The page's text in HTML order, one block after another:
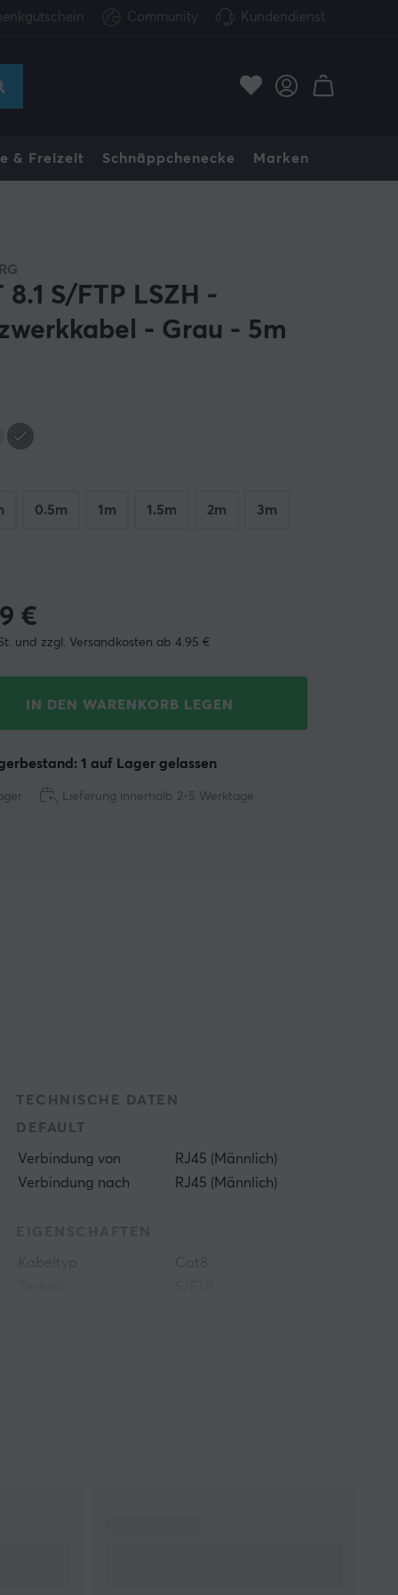
Community Kundendienst
& Freizeit Schnäppchenecke Marken
8.1 S/FTP LSZH -
- Grau - 5m
0.5m 1m 1.5m 2m 3m
€
und zzgl. Versandkosten ab 4.95 €
IN DEN WARENKORB LEGEN
1 auf Lager gelassen
Lieferung innerhalb 2-5 Werktage
TECHNISCHE DATEN
DEFAULT
Verbindung von
RJ45 (Männlich)
Verbindung nach
RJ45 (Männlich)